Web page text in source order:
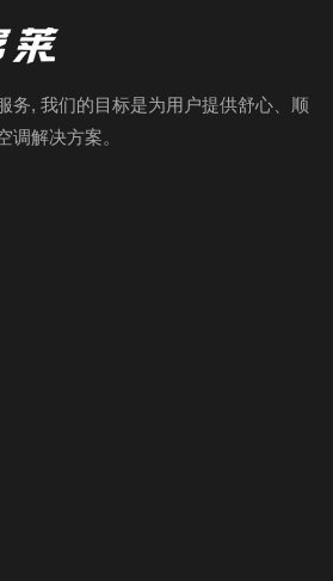
务, 我们的目标是为用户提供舒心、顺
调解决方案。